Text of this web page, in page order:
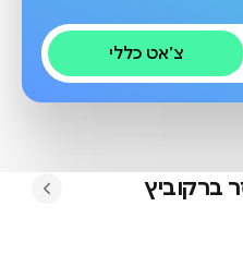
צ׳אט כללי
ברקוביץ